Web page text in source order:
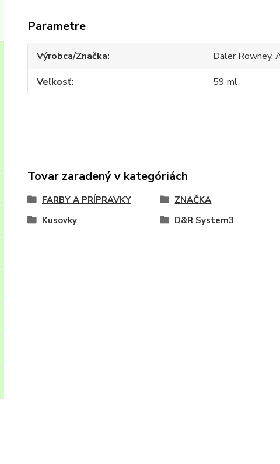
Parametre
Výrobca/Značka
Daler Rowney,
Veľkosť
59 ml
Tovar zaradený v kategóriách
FARBY A PRÍPRAVKY ZNAČKA
Kusovky
D&R System3